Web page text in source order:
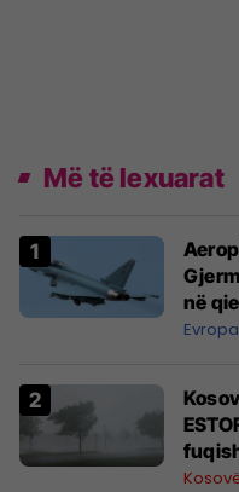
Më të lexuarat
në
Evropa
forta